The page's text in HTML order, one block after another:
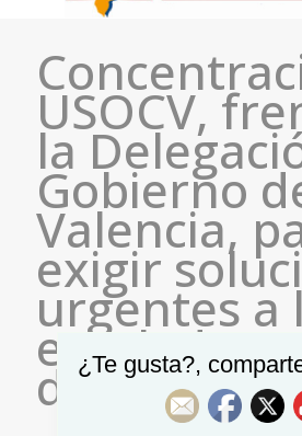
USOCV,
la
Gobierno
Valencia,
exigir
urgentes a
escalada
de precios
¿Te gusta?,